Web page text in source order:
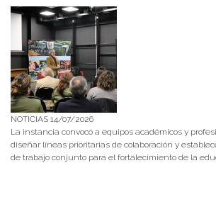
NOTICIAS 14/07/2026
La instancia convocó a equipos académicos y
diseñar líneas prioritarias de colaboración y
de trabajo conjunto para el fortalecimiento de la